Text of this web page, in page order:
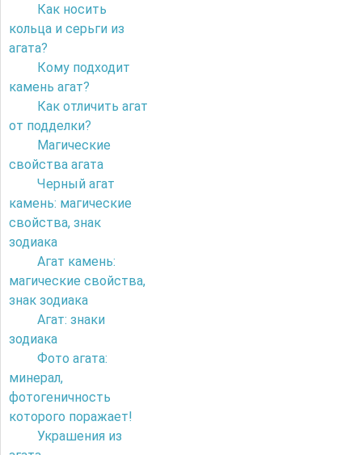
Как носить
кольца и серьги из
агата?
Кому подходит
камень агат?
Как отличить агат
от подделки?
Магические
свойства агата
Черный агат
камень: магические
свойства, знак
зодиака
Агат камень:
магические свойства,
знак зодиака
Агат: знаки
зодиака
Фото агата:
минерал,
фотогеничность
которого поражает!
Украшения из